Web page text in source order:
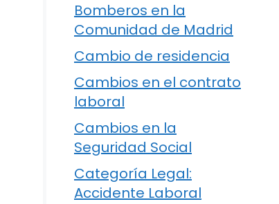
Bomberos en la
Comunidad de Madrid
Cambio de residencia
Cambios en el contrato
laboral
Cambios en la
Seguridad Social
Categoría Legal:
Accidente Laboral